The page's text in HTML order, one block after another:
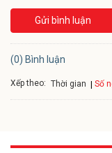
Gửi bình luận
(0) Bình luận
Xếp theo: Thời gian Số